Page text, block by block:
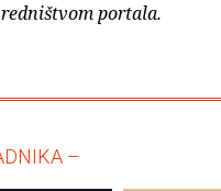
portala.
–